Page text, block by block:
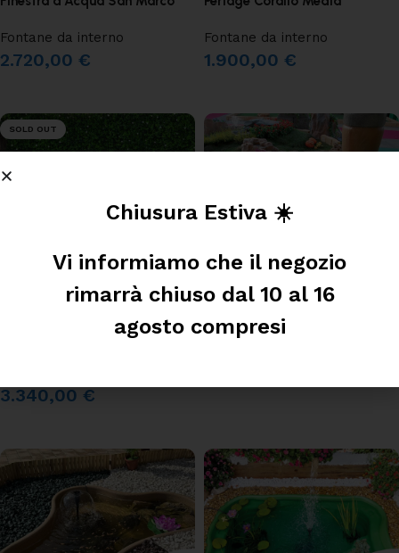
Fontane da interno
2.720,00 €
Fontane da interno
1.900,00 €
SOLD OUT
Sfera Orione in Acciaio
3.340,00 €
Laghetto Guadalupa
Chiusura Estiva ☀️
Vi informiamo che il negozio
rimarrà chiuso dal 10 al 16
agosto compresi